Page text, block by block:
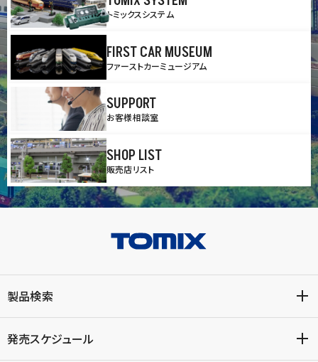
トミックスシステム
FIRST CAR MUSEUM
ファーストカーミュージアム
SUPPORT
お客様相談室
SHOP LIST
販売店リスト
製品検索
発売スケジュール